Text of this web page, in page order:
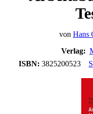
von Hans
Verlag:
ISBN: 3825200523